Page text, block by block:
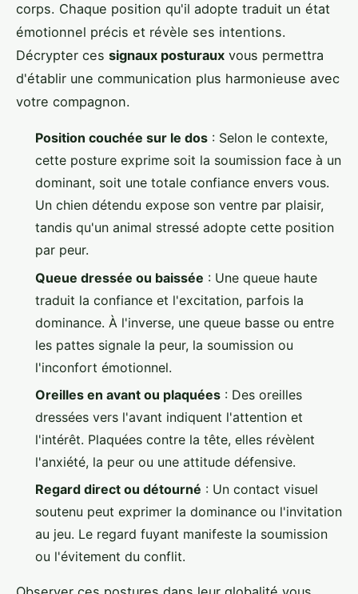
corps. Chaque position qu'il adopte traduit un état
émotionnel précis et révèle ses intentions.
Décrypter ces signaux posturaux vous permettra
d'établir une communication plus harmonieuse avec
votre compagnon.
Position couchée sur le dos : Selon le contexte,
cette posture exprime soit la soumission face à un
dominant, soit une totale confiance envers vous.
Un chien détendu expose son ventre par plaisir,
tandis qu'un animal stressé adopte cette position
par peur.
Queue dressée ou baissée : Une queue haute
traduit la confiance et l'excitation, parfois la
dominance. À l'inverse, une queue basse ou entre
les pattes signale la peur, la soumission ou
l'inconfort émotionnel.
Oreilles en avant ou plaquées : Des oreilles
dressées vers l'avant indiquent l'attention et
l'intérêt. Plaquées contre la tête, elles révèlent
l'anxiété, la peur ou une attitude défensive.
Regard direct ou détourné : Un contact visuel
soutenu peut exprimer la dominance ou l'invitation
au jeu. Le regard fuyant manifeste la soumission
ou l'évitement du conflit.